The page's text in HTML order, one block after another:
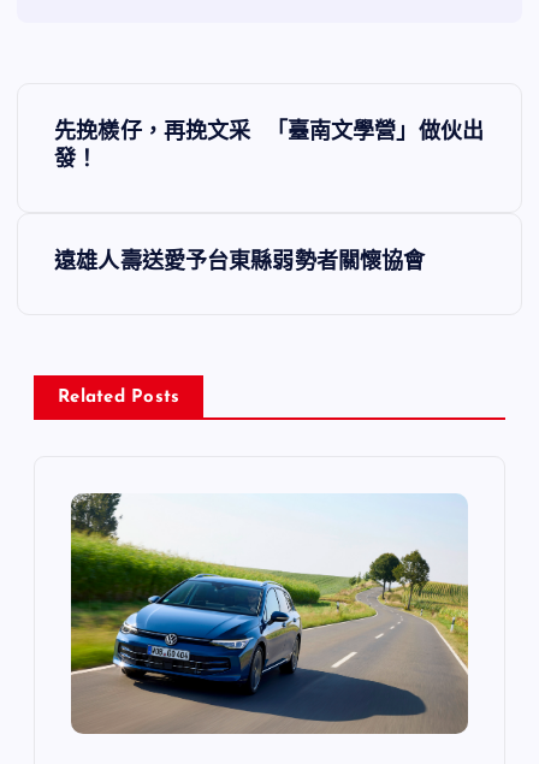
文
章
先挽檨仔，再挽文采 「臺南文學營」做伙出
發！
遠雄人壽送愛予台東縣弱勢者關懷協會
Related Posts